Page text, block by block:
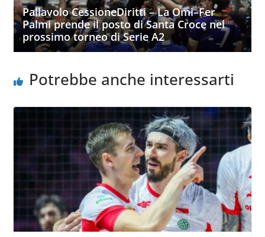
Pallavolo CessioneDiritti – La Omi–Fer
Palmi prende il posto di Santa Croce nel
prossimo torneo di Serie A2
Potrebbe anche interessarti